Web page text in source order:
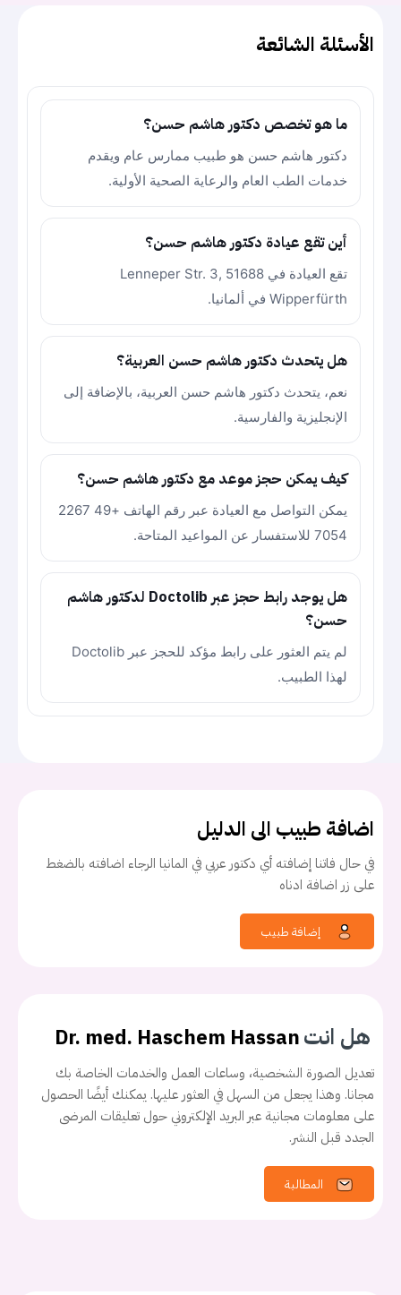
الأسئلة الشائعة
ما هو تخصص دكتور هاشم حسن؟
دكتور هاشم حسن هو طبيب ممارس عام ويقدم
خدمات الطب العام والرعاية الصحية الأولية.
أين تقع عيادة دكتور هاشم حسن؟
تقع العيادة في Lenneper Str. 3, 51688
Wipperfürth في ألمانيا.
هل يتحدث دكتور هاشم حسن العربية؟
نعم، يتحدث دكتور هاشم حسن العربية، بالإضافة إلى
الإنجليزية والفارسية.
كيف يمكن حجز موعد مع دكتور هاشم حسن؟
يمكن التواصل مع العيادة عبر رقم الهاتف +49 2267
7054 للاستفسار عن المواعيد المتاحة.
هل يوجد رابط حجز عبر Doctolib لدكتور هاشم
حسن؟
لم يتم العثور على رابط مؤكد للحجز عبر Doctolib
لهذا الطبيب.
اضافة طبيب الى الدليل
في حال فاتنا إضافته أي دكتور عربي في المانيا الرجاء اضافته بالضغط
على زر اضافة ادناه
هل انتDr. med. Haschem Hassan
تعديل الصورة الشخصية، وساعات العمل والخدمات الخاصة بك
مجانا. وهذا يجعل من السهل في العثور عليها. يمكنك أيضًا الحصول
على معلومات مجانية عبر البريد الإلكتروني حول تعليقات المرضى
الجدد قبل النشر.
المطالبة